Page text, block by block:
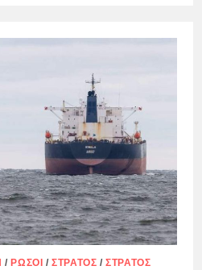
ΚΡΆΤΗ
ΚΑΤΆΣΧΟΥΝ
ΔΕΞΑΜΕΝΌΠΛΟΙΑ
ΟΠΟΊΑ
ΜΕΤΑΦΈΡΟΥΝ
ΠΕΤΡΈΛΑΙΟ
/ ΡΏΣΟΙ /ΣΤΡΑΤΌΣ /ΣΤΡΑΤΌΣ